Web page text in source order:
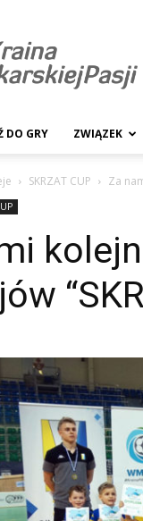
DO GRY ZWIĄZEK
SKRZAT CUP Za